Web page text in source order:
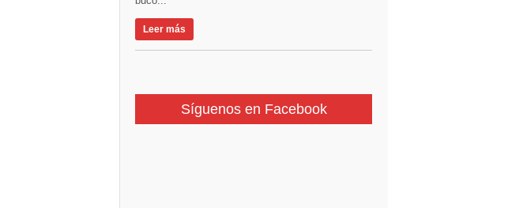
Leer más
Síguenos en Facebook